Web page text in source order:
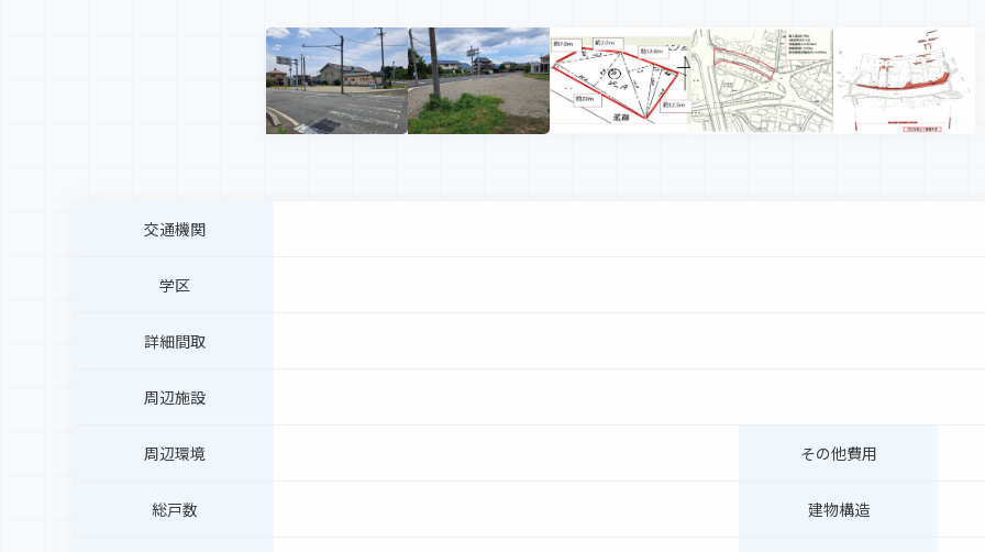
交通機関
学区
詳細間取
周辺施設
周辺環境 その他費用
総戸数 建物構造